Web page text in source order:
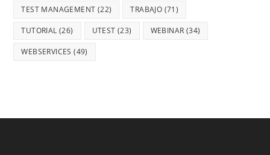
TEST MANAGEMENT (22) TRABAJO (71)
TUTORIAL (26) UTEST (23) WEBINAR (34)
WEBSERVICES (49)